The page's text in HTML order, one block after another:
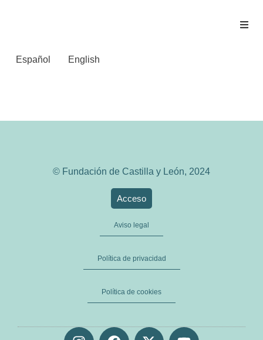
Español English
© Fundación de Castilla y León, 2024
Acceso
Aviso legal
Política de privacidad
Política de cookies